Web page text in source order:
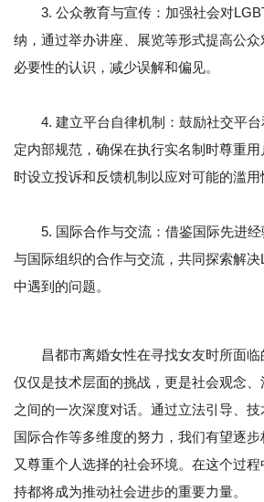
3. 公众教育与宣传：加强社会对
纳，通过举办讲座、展览等形式提高公
必要性的认识，减少误解和偏见。
4. 建立平台自律机制：鼓励社交平台
定内部规范，确保在执行实名制时尊重
时设立投诉和反馈机制以应对可能的滥用
5. 国际合作与交流：借鉴国际先进经
与国际组织的合作与交流，共同探索解
中遇到的问题。
昌都市离婚女性在寻找女友时所面临
仅仅是技术层面的挑战，更是社会观念、
之间的一次深度对话。通过立法引导、
国际合作等多维度的努力，我们有望逐
又尊重个人选择的社会环境。在这个过
持都将成为推动社会进步的重要力量。